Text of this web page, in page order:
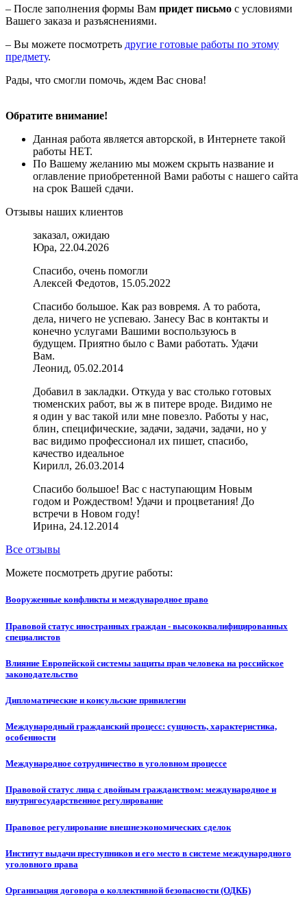
– После заполнения формы Вам придет письмо с условиями
Вашего заказа и разъяснениями.
– Вы можете посмотреть другие готовые работы по этому
предмету.
Рады, что смогли помочь, ждем Вас снова!
Обратите внимание!
Данная работа является авторской, в Интернете такой
работы НЕТ.
По Вашему желанию мы можем скрыть название и
оглавление приобретенной Вами работы с нашего сайта
на срок Вашей сдачи.
Отзывы наших клиентов
заказал, ожидаю
Юра, 22.04.2026
Спасибо, очень помогли
Алексей Федотов, 15.05.2022
Спасибо большое. Как раз вовремя. А то работа,
дела, ничего не успеваю. Занесу Вас в контакты и
конечно услугами Вашими воспользуюсь в
будущем. Приятно было с Вами работать. Удачи
Вам.
Леонид, 05.02.2014
Добавил в закладки. Откуда у вас столько готовых
тюменских работ, вы ж в питере вроде. Видимо не
я один у вас такой или мне повезло. Работы у нас,
блин, специфические, задачи, задачи, задачи, но у
вас видимо профессионал их пишет, спасибо,
качество идеальное
Кирилл, 26.03.2014
Спасибо большое! Вас с наступающим Новым
годом и Рождеством! Удачи и процветания! До
встречи в Новом году!
Ирина, 24.12.2014
Все отзывы
Можете посмотреть другие работы:
Вооруженные конфликты и международное право
Правовой статус иностранных граждан - высококвалифицированных
специалистов
Влияние Европейской системы защиты прав человека на российское
законодательство
Дипломатические и консульские привилегии
Международный гражданский процесс: сущность, характеристика,
особенности
Международное сотрудничество в уголовном процессе
Правовой статус лица с двойным гражданством: международное и
внутригосударственное регулирование
Правовое регулирование внешнеэкономических сделок
Институт выдачи преступников и его место в системе международного
уголовного права
Организация договора о коллективной безопасности (ОДКБ)